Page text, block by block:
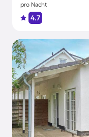
pro Nacht
4.7